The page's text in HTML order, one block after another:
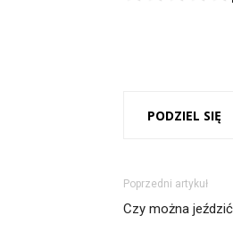
PODZIEL SIĘ
Poprzedni artykuł
Czy można